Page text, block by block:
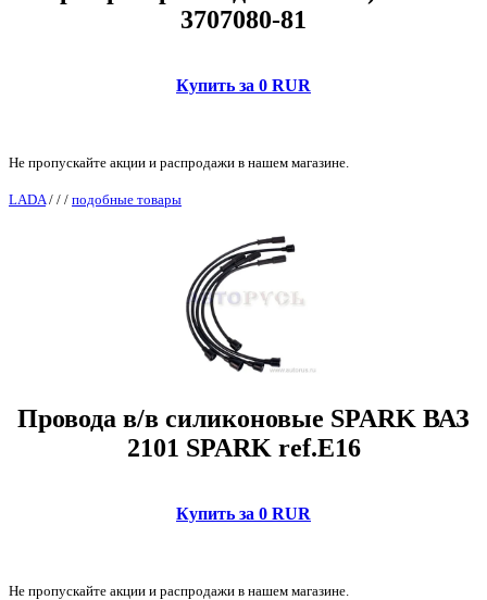
3707080-81
Купить за 0 RUR
Не пропускайте акции и распродажи в нашем магазине.
LADA / / / подобные товары
Провода в/в силиконовые SPARK ВАЗ
2101 SPARK ref.E16
Купить за 0 RUR
Не пропускайте акции и распродажи в нашем магазине.